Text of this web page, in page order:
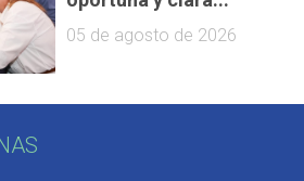
05 de agosto de 2026